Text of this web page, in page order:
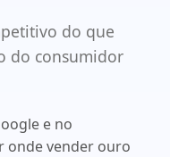
do que
do consumidor
e no
onde vender ouro